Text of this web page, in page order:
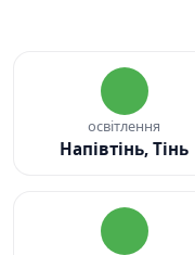
освітлення
Напівтінь, Тінь